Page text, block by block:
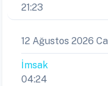
21:23
12 Ağustos 2026 Ca
İmsak
04:24